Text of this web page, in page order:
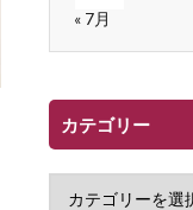
« 7月
カテゴリー